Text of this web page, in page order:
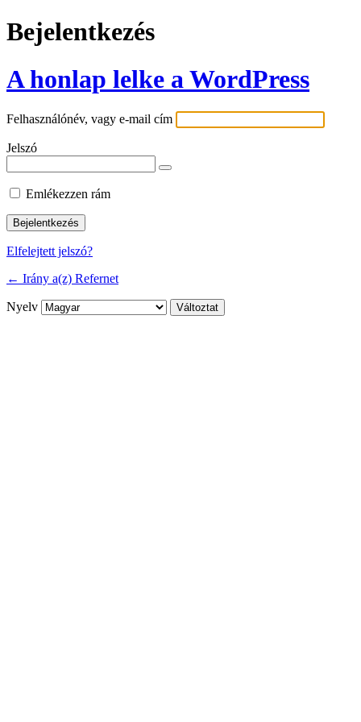
Bejelentkezés
A honlap lelke a WordPress
Felhasználónév, vagy e-mail cím
Jelszó
Emlékezzen rám
Elfelejtett jelszó?
← Irány a(z) Refernet
Nyelv